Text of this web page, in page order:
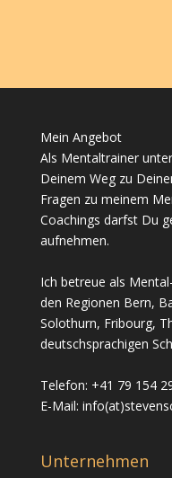
Mein Angebot
Als Mentaltrainer
Deinem Weg zu
Fragen zu meinem
Coachings darfst Du
aufnehmen.
Ich betreue als
den Regionen Bern,
Solothurn, Fribourg,
deutschsprachigen
Telefon: +41 79 154
E-Mail:
Unternehmen